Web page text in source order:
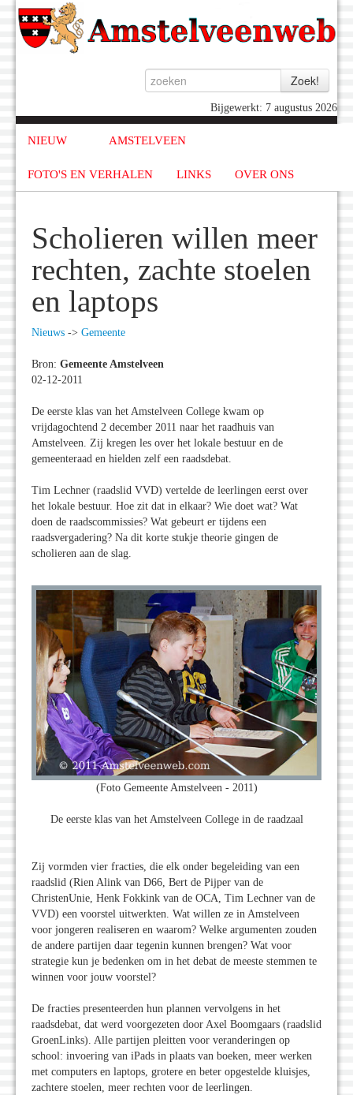
Bijgewerkt: 7 augustus 2026
NIEUW AMSTELVEEN
FOTO'S EN VERHALEN LINKS OVER ONS
Scholieren willen meer
rechten, zachte stoelen
en laptops
Nieuws -> Gemeente
Bron: Gemeente Amstelveen
02-12-2011
De eerste klas van het Amstelveen College kwam op
vrijdagochtend 2 december 2011 naar het raadhuis van
Amstelveen. Zij kregen les over het lokale bestuur en de
gemeenteraad en hielden zelf een raadsdebat.
Tim Lechner (raadslid VVD) vertelde de leerlingen eerst over
het lokale bestuur. Hoe zit dat in elkaar? Wie doet wat? Wat
doen de raadscommissies? Wat gebeurt er tijdens een
raadsvergadering? Na dit korte stukje theorie gingen de
scholieren aan de slag.
(Foto Gemeente Amstelveen - 2011)
De eerste klas van het Amstelveen College in de raadzaal
Zij vormden vier fracties, die elk onder begeleiding van een
raadslid (Rien Alink van D66, Bert de Pijper van de
ChristenUnie, Henk Fokkink van de OCA, Tim Lechner van de
VVD) een voorstel uitwerkten. Wat willen ze in Amstelveen
voor jongeren realiseren en waarom? Welke argumenten zouden
de andere partijen daar tegenin kunnen brengen? Wat voor
strategie kun je bedenken om in het debat de meeste stemmen te
winnen voor jouw voorstel?
De fracties presenteerden hun plannen vervolgens in het
raadsdebat, dat werd voorgezeten door Axel Boomgaars (raadslid
GroenLinks). Alle partijen pleitten voor veranderingen op
school: invoering van iPads in plaats van boeken, meer werken
met computers en laptops, grotere en beter opgestelde kluisjes,
zachtere stoelen, meer rechten voor de leerlingen.